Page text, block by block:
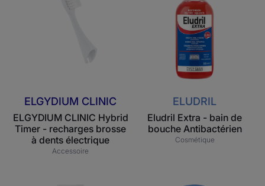
recharges
électrique
ELGYDIUM CLINIC
ELGYDIUM CLINIC Hybrid
Timer - recharges brosse
à dents électrique
Accessoire
-
bain
de
bouche
Antibactérien
ELUDRIL
Eludril Extra - bain de
bouche Antibactérien
Cosmétique
ELGYDIUM